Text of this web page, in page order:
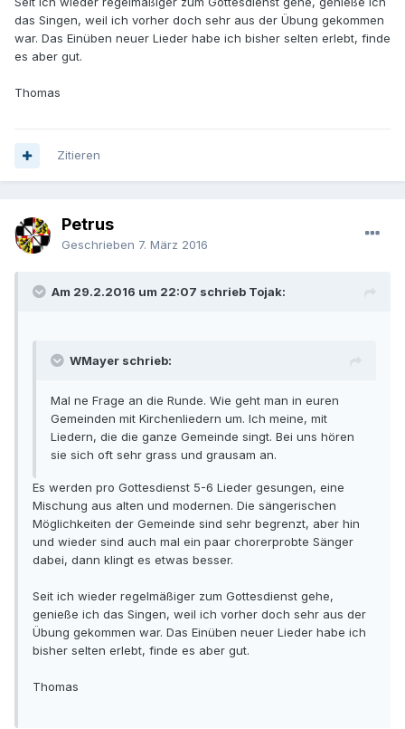
das Singen, weil ich vorher doch sehr aus der Übung gekommen
war. Das Einüben neuer Lieder habe ich bisher selten erlebt, finde
es aber gut.
Thomas
Zitieren
Petrus
Geschrieben 7. März 2016
Am 29.2.2016 um 22:07 schrieb Tojak:
WMayer schrieb:
Mal ne Frage an die Runde. Wie geht man in euren
Gemeinden mit Kirchenliedern um. Ich meine, mit
Liedern, die die ganze Gemeinde singt. Bei uns hören
sie sich oft sehr grass und grausam an.
Es werden pro Gottesdienst 5-6 Lieder gesungen, eine
Mischung aus alten und modernen. Die sängerischen
Möglichkeiten der Gemeinde sind sehr begrenzt, aber hin
und wieder sind auch mal ein paar chorerprobte Sänger
dabei, dann klingt es etwas besser.
Seit ich wieder regelmäßiger zum Gottesdienst gehe,
genieße ich das Singen, weil ich vorher doch sehr aus der
Übung gekommen war. Das Einüben neuer Lieder habe ich
bisher selten erlebt, finde es aber gut.
Thomas